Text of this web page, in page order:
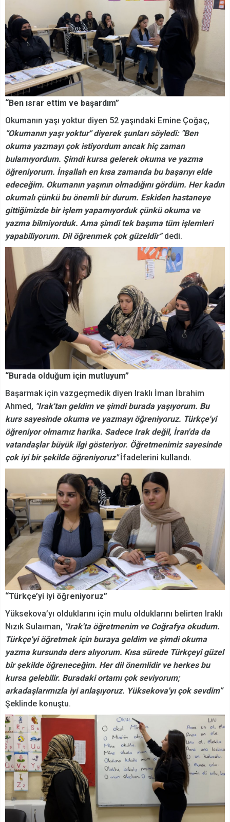
“Ben ısrar ettim ve başardım”
Okumanın yaşı yoktur diyen 52 yaşındaki Emine Çoğaç,
“Okumanın yaşı yoktur" diyerek şunları söyledi: "Ben
okuma yazmayı çok istiyordum ancak hiç zaman
bulamıyordum. Şimdi kursa gelerek okuma ve yazma
öğreniyorum. İnşallah en kısa zamanda bu başarıyı elde
edeceğim. Okumanın yaşının olmadığını gördüm. Her kadın
okumalı çünkü bu önemli bir durum. Eskiden hastaneye
gittiğimizde bir işlem yapamıyorduk çünkü okuma ve
yazma bilmiyorduk. Ama şimdi tek başıma tüm işlemleri
yapabiliyorum. Dil öğrenmek çok güzeldir”dedi.
“Burada olduğum için mutluyum”
Başarmak için vazgeçmedik diyen Iraklı İman İbrahim
Ahmed, "Irak'tan geldim ve şimdi burada yaşıyorum. Bu
kurs sayesinde okuma ve yazmayı öğreniyoruz. Türkçe'yi
öğreniyor olmamız harika. Sadece Irak değil, İran'da da
vatandaşlar büyük ilgi gösteriyor. Öğretmenimiz sayesinde
çok iyi bir şekilde öğreniyoruz"İfadelerini kullandı.
“Türkçe’yi iyi öğreniyoruz”
Yüksekova’yı olduklarını için mulu olduklarını belirten Iraklı
Nızık Sulaıman, "Irak'ta öğretmenim ve Coğrafya okudum.
Türkçe'yi öğretmek için buraya geldim ve şimdi okuma
yazma kursunda ders alıyorum. Kısa sürede Türkçeyi güzel
bir şekilde öğreneceğim. Her dil önemlidir ve herkes bu
kursa gelebilir. Buradaki ortamı çok seviyorum;
arkadaşlarımızla iyi anlaşıyoruz. Yüksekova'yı çok sevdim”
Şeklinde konuştu.